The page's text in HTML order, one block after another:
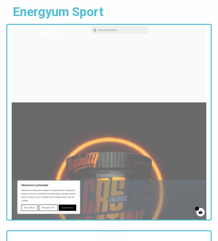
Energyum Sport